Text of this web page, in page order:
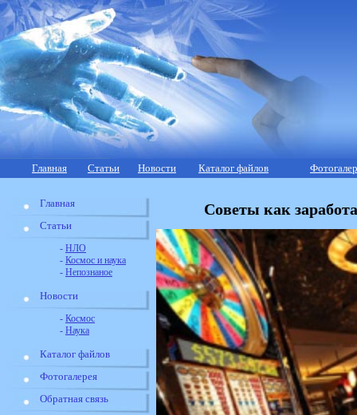
Главная Статьи Новости Каталог файлов
Главная
Статьи
- НЛО
- Космос и наука
- Непознаное
Новости
- Космос
- Наука
Каталог файлов
Фотогалерея
Обратная связь
Советы как